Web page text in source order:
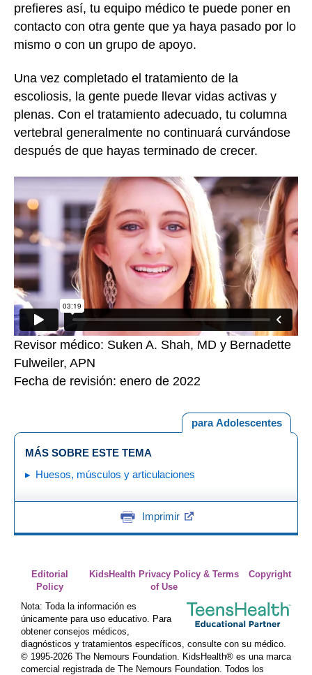
prefieres así, tu equipo médico te puede poner en
contacto con otra gente que ya haya pasado por lo
mismo o con un grupo de apoyo.
Una vez completado el tratamiento de la
escoliosis, la gente puede llevar vidas activas y
plenas. Con el tratamiento adecuado, tu columna
vertebral generalmente no continuará curvándose
después de que hayas terminado de crecer.
Revisor médico: Suken A. Shah, MD y Bernadette
Fulweiler, APN
Fecha de revisión: enero de 2022
para Adolescentes
MÁS SOBRE ESTE TEMA
Huesos, músculos y articulaciones
Imprimir
Editorial
Policy
KidsHealth Privacy Policy & Terms
of Use
Copyright
Nota: Toda la información es
únicamente para uso educativo. Para
obtener consejos médicos,
diagnósticos y tratamientos específicos, consulte con su médico.
© 1995-2026 The Nemours Foundation. KidsHealth® es una marca
comercial registrada de The Nemours Foundation. Todos los